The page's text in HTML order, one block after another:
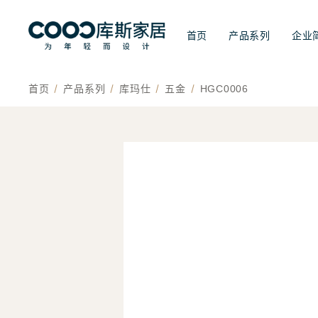
首页 产品系列 企业
首页 产品系列 库玛仕 五金 HGC0006